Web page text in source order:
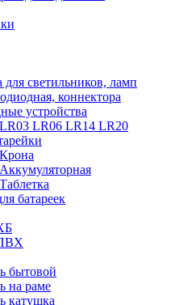
светильников, ламп
коннектора
устройства
LR03 LR06 LR14 LR20
батареек
бытовой
на раме
катушка